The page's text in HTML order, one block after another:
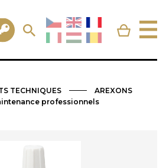
TECHNIQUES
AREXONS
professionnels